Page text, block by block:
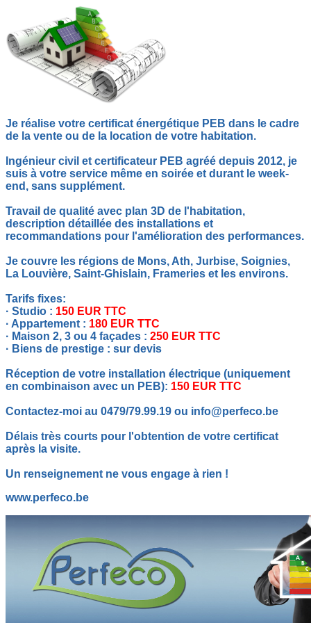
Je réalise votre certificat énergétique PEB dans le cadre
de la vente ou de la location de votre habitation.
Ingénieur civil et certificateur PEB agréé depuis 2012, je
suis à votre service même en soirée et durant le week-
end, sans supplément.
Travail de qualité avec plan 3D de l'habitation,
description détaillée des installations et
recommandations pour l'amélioration des performances.
Je couvre les régions de Mons, Ath, Jurbise, Soignies,
La Louvière, Saint-Ghislain, Frameries et les environs.
Tarifs fixes:
· Studio : 150 EUR TTC
· Appartement : 180 EUR TTC
· Maison 2, 3 ou 4 façades : 250 EUR TTC
· Biens de prestige : sur devis
Réception de votre installation électrique (uniquement
en combinaison avec un PEB): 150 EUR TTC
Contactez-moi au 0479/79.99.19 ou info@perfeco.be
Délais très courts pour l'obtention de votre certificat
après la visite.
Un renseignement ne vous engage à rien !
www.perfeco.be